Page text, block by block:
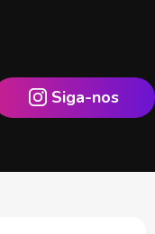
Siga-nos